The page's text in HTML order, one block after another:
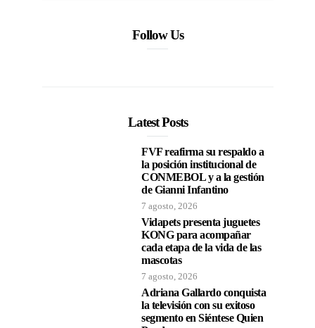
Follow Us
Latest Posts
FVF reafirma su respaldo a
la posición institucional de
CONMEBOL y a la gestión
de Gianni Infantino
7 agosto, 2026
Vidapets presenta juguetes
KONG para acompañar
cada etapa de la vida de las
mascotas
7 agosto, 2026
Adriana Gallardo conquista
la televisión con su exitoso
segmento en Siéntese Quien